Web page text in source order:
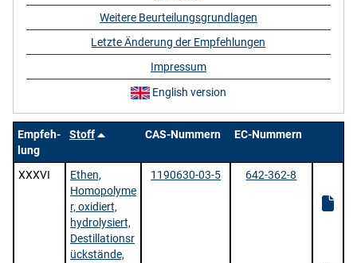
Empfeh-
lung
Stoff CAS-Nummern EC-Nummern
XXXVI
Ethen,
Homopolyme
r, oxidiert,
hydrolysiert,
Destillationsr
ückstände,
1190630-03-5 642-362-8
Weitere Beurteilungsgrundlagen
Letzte Änderung der Empfehlungen
Impressum
English version